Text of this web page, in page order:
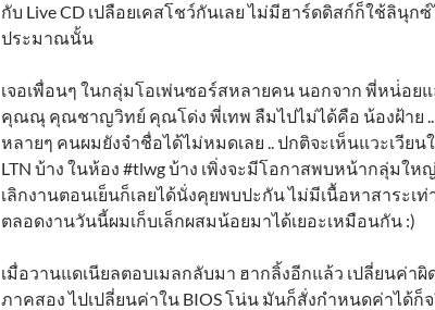
กับ Live CD เปลือยเคสโชว์กันเลย ไม่มีฮาร์ดดิสก์ก็ใช้ลินุกซ์
ประมาณนั้น
เจอเพื่อนๆ ในกลุ่มโอเพ่นซอร์สหลายคน นอกจาก พี่หน่่อยแ
คุณณุ คุณชาญวิทย์ คุณโด่ง พี่เทพ ลืมไปไม่ได้คือ น้องฝ้าย
หลายๆ คนผมยังจำชื่อได้ไม่หมดเลย .. ปกติจะเห็นแวะเวียน
LTN บ้าง ในห้อง #tlwg บ้าง เพิ่งจะมีโอกาสพบหน้ากลุ่มใ
เลิกงานตอนเย็นก็เลยได้นั่งคุยพบปะกัน ไม่มีเนื้อหาสาระเท่
ตลอดงานวันนี้ผมเก็บเล็กผสมน้อยมาได้เยอะเหมือนกัน :)
เมื่อวานแดเนียลตอบเมลกลับมา ฮากลิ้งอีกแล้ว เปลี่ยนค่าผิ
ภาคสอง ไปเปลี่ยนค่าใน BIOS โน่น มันก็สั่งกำหนดค่าได้ก็จ